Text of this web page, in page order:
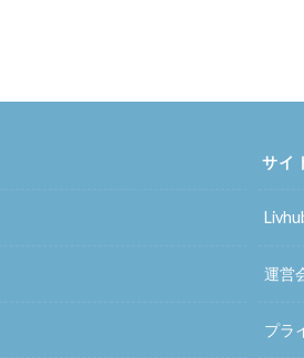
サイ
運営
プラ